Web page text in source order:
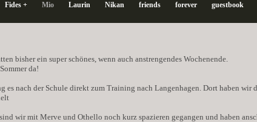
Fides + Mio Laurin Nikan friends forever guestbook
bisher ein super schönes, wenn auch anstrengendes Wochenende.
da!
es nach der Schule direkt zum Training nach Langenhagen. Dort haben
wir mit Merve und Othello noch kurz spazieren gegangen und haben